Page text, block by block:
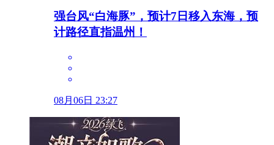
强台风“白海豚”，预计7日移入东海，预
计路径直指温州！
08月06日 23:27